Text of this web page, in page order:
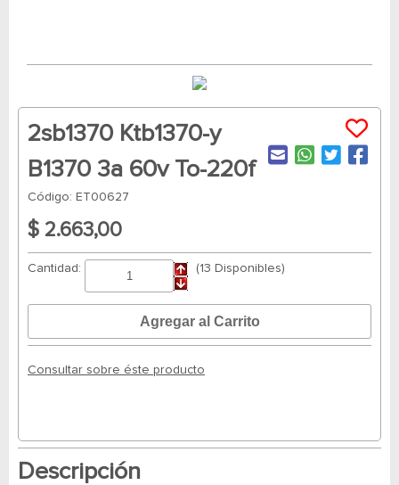
2sb1370 Ktb1370-y
B1370 3a 60v To-220f
Código: ET00627
$ 2.663,00
Cantidad: (13 Disponibles)
Consultar sobre éste producto
Descripción